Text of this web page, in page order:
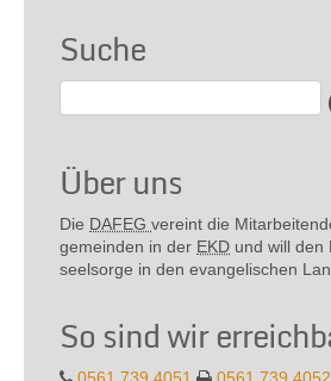
Suche
Über uns
Die DAFEG vereint die
gemeinden in der EKD und will
seel­sorge in den evange­lischen
So sind wir
0561 739 4051 0561 739 4052